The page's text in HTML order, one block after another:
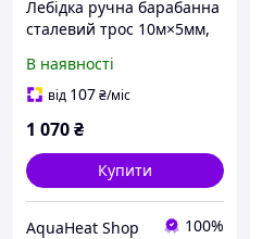
Лебідка ручна барабанна
сталевий трос 10м×5мм,
В наявності
від 107₴/міс
1 070₴
Купити
AquaHeat Shop 100%